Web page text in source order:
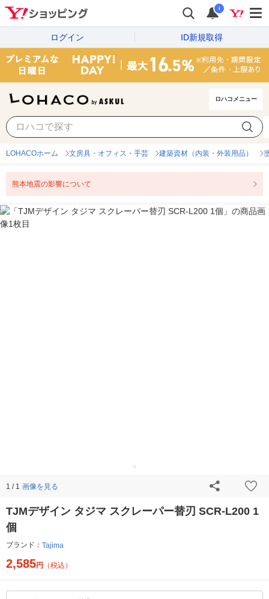
i
ログイン ID新規取得
ロハコメニュー
LOHACOホーム 文房具・オフィス・手芸 建築資材（内装・外装用品）
熊本地震の影響について
1 / 1 画像を見る
TJMデザイン タジマ スクレーパー替刃 SCR-L200 1
個
ブランド： Tajima
2,585円 （税込）